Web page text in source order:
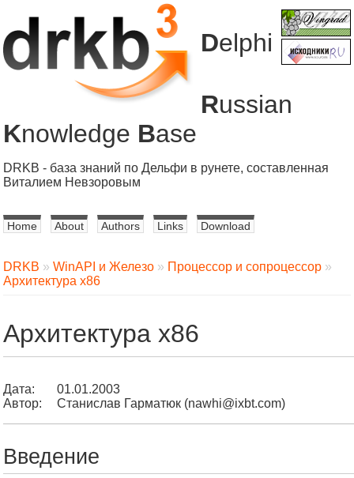
Delphi
Russian
Knowledge Base
DRKB - база знаний по Дельфи в рунете, составленная
Виталием Невзоровым
Home About Authors Links Download
DRKB » WinAPI и Железо » Процессор и сопроцессор »
Архитектура x86
Архитектура x86
Дата:
01.01.2003
Автор:
Станислав Гарматюк (nawhi@ixbt.com)
Введение